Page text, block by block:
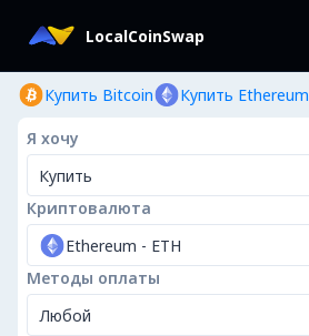
LocalCoinSwap
Купить Bitcoin Купить Ethereum
Я хочу
Купить
Криптовалюта
Ethereum - ETH
Методы оплаты
Любой